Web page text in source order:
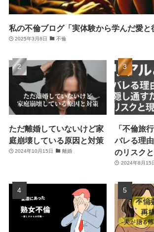
私の不倫ブログ「実体験から学んだ愛と
2025年3月8日 不倫
ただ離婚していないけど家
庭崩壊している原因と対策
2024年10月15日 離婚
「不倫旅
バレる理
のリスクと
2024年8月15